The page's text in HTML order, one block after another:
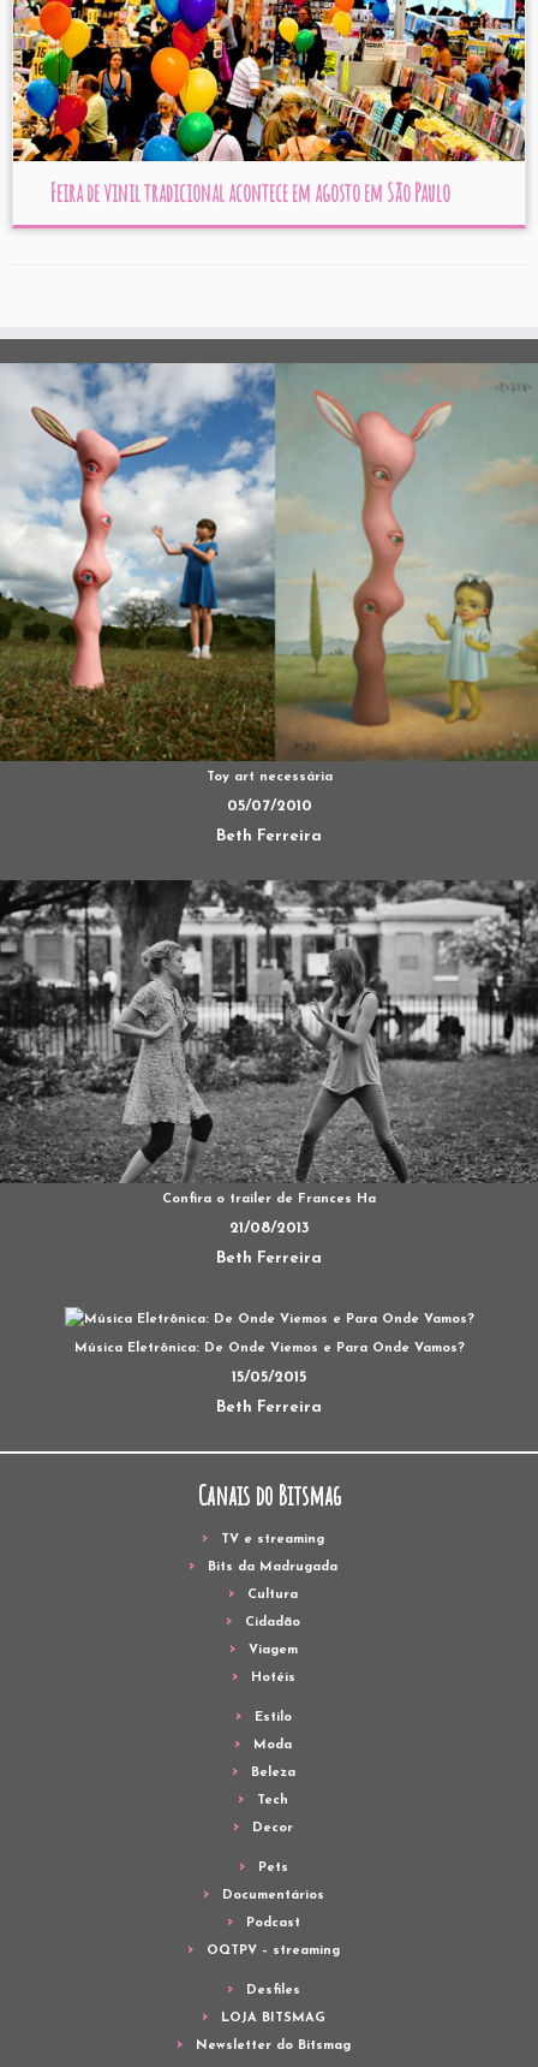
Feira de vinil tradicional acontece em agosto em São Paulo
Toy art necessária
05/07/2010
Beth Ferreira
Confira o trailer de Frances Ha
21/08/2013
Beth Ferreira
Música Eletrônica: De Onde Viemos e Para Onde Vamos?
15/05/2015
Beth Ferreira
Canais do Bitsmag
TV e streaming
Bits da Madrugada
Cultura
Cidadão
Viagem
Hotéis
Estilo
Moda
Beleza
Tech
Decor
Pets
Documentários
Podcast
OQTPV – streaming
Desfiles
LOJA BITSMAG
Newsletter do Bitsmag